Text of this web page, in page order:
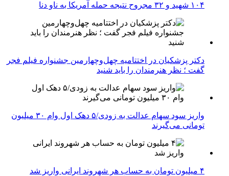
۱۰۴ شهید و ۳۲ مجروح نتیجه حمله آمریکا به ناو دنا
دکتر پزشکیان در اختتامیه چهل‌وچهارمین جشنواره فیلم فجر
گفت ؛ نظر هنرمندان را باید شنید
واریز سود سهام عدالت به زودی/۵ دهک اول وام ۳۰ میلیون
تومانی می‌گیرند
۴ میلیون تومان به حساب هر شهروند ایرانی واریز شد